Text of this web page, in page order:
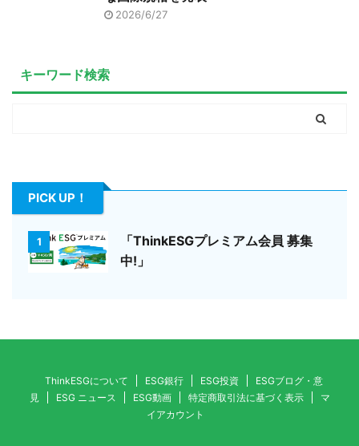
2026/6/27
キーワード検索
PICK UP！
1
「ThinkESGプレミアム会員 募集
中!」
ThinkESGについて ESG銀行 ESG投資
ESGブログ・意
見
ESG ニュース ESG動画 特定商取引法に基づく表示
マ
イアカウント